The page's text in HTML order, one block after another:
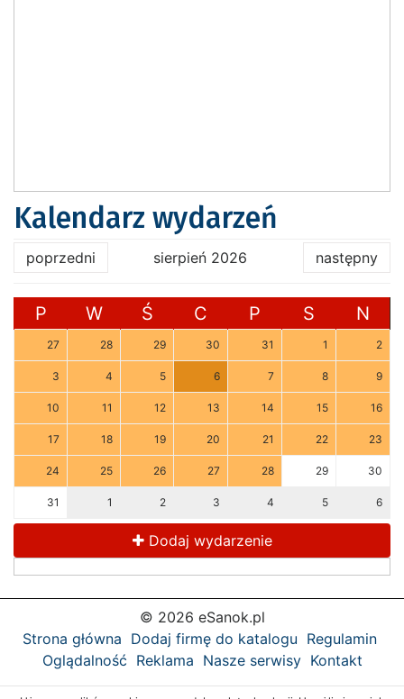
Kalendarz wydarzeń
poprzedni sierpień 2026 następny
P W Ś C P S N
27 28 29 30 31 1 2
3 4 5 6 7 8 9
10 11 12 13 14 15 16
17 18 19 20 21 22 23
24 25 26 27 28 29 30
31 1 2 3 4 5 6
Dodaj wydarzenie
© 2026 eSanok.pl
Strona główna Dodaj firmę do katalogu Regulamin
Oglądalność Reklama Nasze serwisy Kontakt